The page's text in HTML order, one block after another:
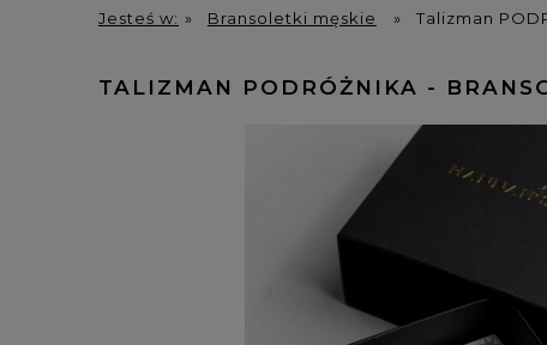
✨Talizmany✨ Bransoletki z
Jesteś w: » Bransoletki męskie » Talizman
TALIZMAN PODRÓŻNIKA -